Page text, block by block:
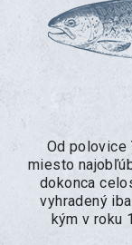
Od polovice
miesto
dokonca
vyhradený
kým v roku